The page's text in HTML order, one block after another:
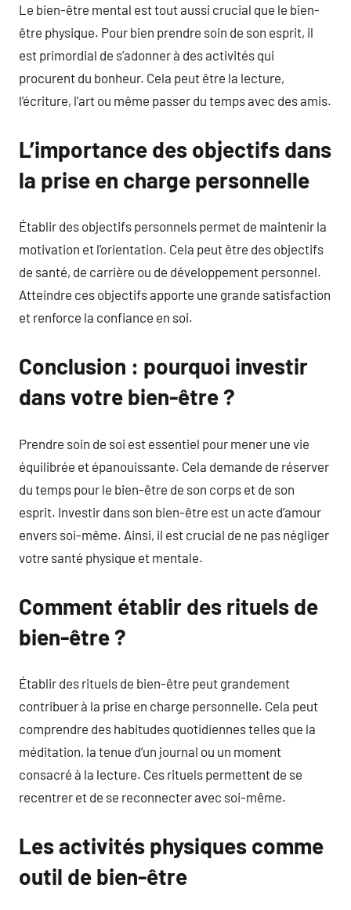
Le bien-être mental est tout aussi crucial que le bien-
être physique. Pour bien prendre soin de son esprit, il
est primordial de s’adonner à des activités qui
procurent du bonheur. Cela peut être la lecture,
l’écriture, l’art ou même passer du temps avec des amis.
L’importance des objectifs dans
la prise en charge personnelle
Établir des objectifs personnels permet de maintenir la
motivation et l’orientation. Cela peut être des objectifs
de santé, de carrière ou de développement personnel.
Atteindre ces objectifs apporte une grande satisfaction
et renforce la confiance en soi.
Conclusion : pourquoi investir
dans votre bien-être ?
Prendre soin de soi est essentiel pour mener une vie
équilibrée et épanouissante. Cela demande de réserver
du temps pour le bien-être de son corps et de son
esprit. Investir dans son bien-être est un acte d’amour
envers soi-même. Ainsi, il est crucial de ne pas négliger
votre santé physique et mentale.
Comment établir des rituels de
bien-être ?
Établir des rituels de bien-être peut grandement
contribuer à la prise en charge personnelle. Cela peut
comprendre des habitudes quotidiennes telles que la
méditation, la tenue d’un journal ou un moment
consacré à la lecture. Ces rituels permettent de se
recentrer et de se reconnecter avec soi-même.
Les activités physiques comme
outil de bien-être